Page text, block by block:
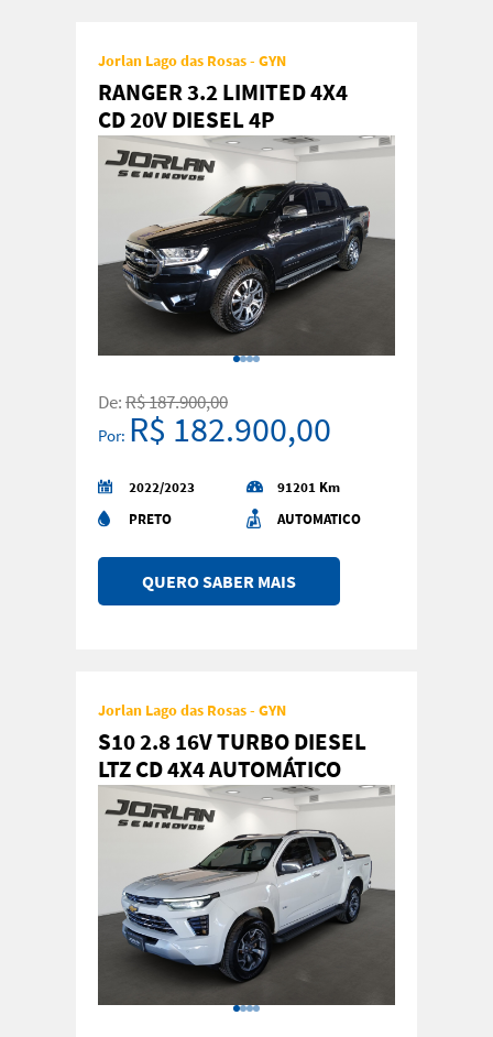
Jorlan Lago das Rosas - GYN
RANGER 3.2 LIMITED 4X4
CD 20V DIESEL 4P
AUTOMATICO
De:R$ 187.900,00
Por: R$ 182.900,00
2022/2023
91201 Km
PRETO
AUTOMATICO
QUERO SABER MAIS
Jorlan Lago das Rosas - GYN
S10 2.8 16V TURBO DIESEL
LTZ CD 4X4 AUTOMÁTICO